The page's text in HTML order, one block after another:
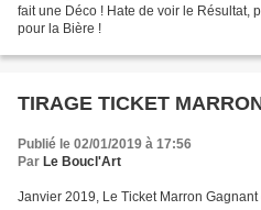
fait une Déco ! Hate de voir le Résultat,
pour la Bière !
TIRAGE TICKET
Publié le 02/01/2019 à 17:56
Par Le Boucl'Art
Janvier 2019, Le Ticket Marron Gagnant